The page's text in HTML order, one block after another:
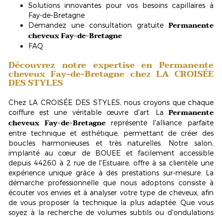
Solutions innovantes pour vos besoins capillaires à
Fay-de-Bretagne
Demandez une consultation gratuitePermanente
cheveux Fay-de-Bretagne
FAQ
Découvrez notre expertise enPermanente
cheveux Fay-de-Bretagne chez LA CROISÉE
DES STYLES
Chez LA CROISÉE DES STYLES, nous croyons que chaque
coiffure est une véritable œuvre d'art. LaPermanente
cheveux Fay-de-Bretagnereprésente l'alliance parfaite
entre technique et esthétique, permettant de créer des
boucles harmonieuses et très naturelles. Notre salon,
implanté au cœur de BOUEE et facilement accessible
depuis 44260 à 2 rue de l'Estuaire, offre à sa clientèle une
expérience unique grâce à des prestations sur-mesure. La
démarche professionnelle que nous adoptons consiste à
écouter vos envies et à analyser votre type de cheveux, afin
de vous proposer la technique la plus adaptée. Que vous
soyez à la recherche de volumes subtils ou d'ondulations